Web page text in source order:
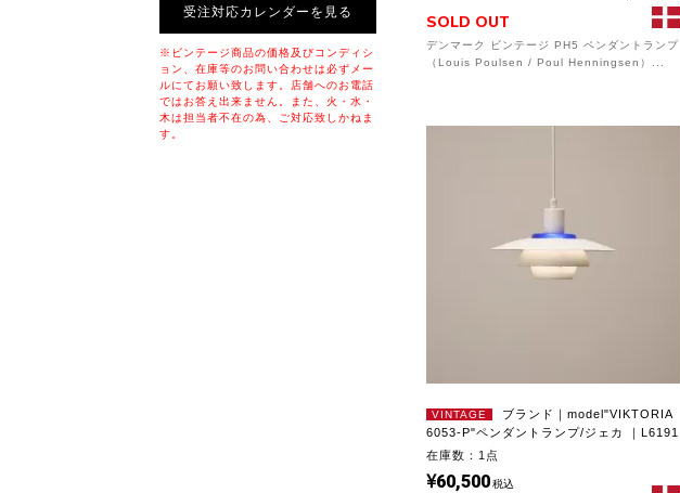
受注対応カレンダーを見る
※ビンテージ商品の価格及びコンディシ
ョン、在庫等のお問い合わせは必ずメー
ルにてお願い致します。店舗へのお電話
ではお答え出来ません。また、火・水・
木は担当者不在の為、ご対応致しかねま
す。
SOLD OUT
デンマーク ビンテージ PH5 ペンダントランプ
（Louis Poulsen / Poul Henningsen）...
VINTAGE
ブランド｜model"VIKTORIA
6053-P"ペンダントランプ/ジェカ ｜L6191
在庫数：1点
60,500 税込